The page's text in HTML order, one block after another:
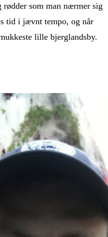
rødder som man nærmer sig
tid i jævnt tempo, og når
lille bjerglandsby.